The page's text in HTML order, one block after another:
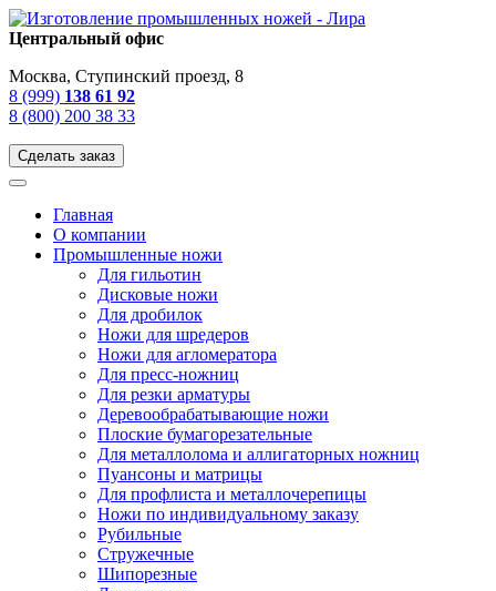
Центральный офис
Москва, Ступинский проезд, 8
8 (999) 138 61 92
8 (800) 200 38 33
Сделать заказ
Главная
О компании
Промышленные ножи
Для гильотин
Дисковые ножи
Для дробилок
Ножи для шредеров
Ножи для агломератора
Для пресс-ножниц
Для резки арматуры
Деревообрабатывающие ножи
Плоские бумагорезательные
Для металлолома и аллигаторных ножниц
Пуансоны и матрицы
Для профлиста и металлочерепицы
Ножи по индивидуальному заказу
Рубильные
Стружечные
Шипорезные